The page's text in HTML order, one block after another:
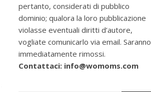
pertanto, considerati di pubblico
dominio; qualora la loro pubblicazione
violasse eventuali diritti d’autore,
vogliate comunicarlo via email. Saranno
immediatamente rimossi.
Contattaci: info@womoms.com